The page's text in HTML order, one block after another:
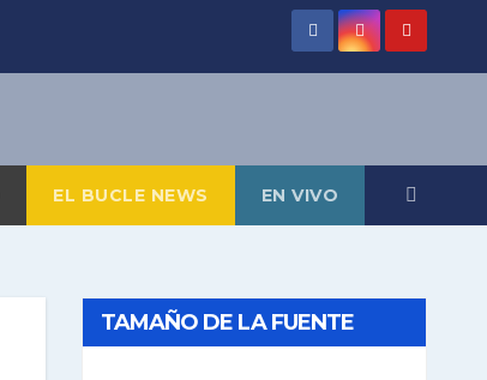
EL BUCLE NEWS EN VIVO
TAMAÑO DE LA FUENTE